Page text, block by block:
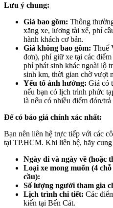
Lưu ý chung:
Giá bao gồm: Thông
xăng xe, lương tài xế, phí
hành khách cơ bản.
Giá không bao gồm: Thuế
đơn), phí giữ xe tại các
phí phát sinh khác ngoài lộ
sinh km, thời gian chờ vượt
Yếu tố ảnh hưởng: Giá có
nếu bạn có lịch trình phức
là nếu có nhiều điểm đón/trả
Để có báo giá chính xác nhất:
Bạn nên liên hệ trực tiếp với các
tại TP.HCM. Khi liên hệ, hãy
Ngày đi và ngày về (hoặc
Loại xe mong muốn (4
cầu):
Số lượng người tham gia
Lịch trình chi tiết: Các
kiến tại Bến Cát.